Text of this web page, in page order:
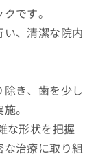
です。
、清潔な院内
き、歯を少し
。
な形状を把握
治療に取り組